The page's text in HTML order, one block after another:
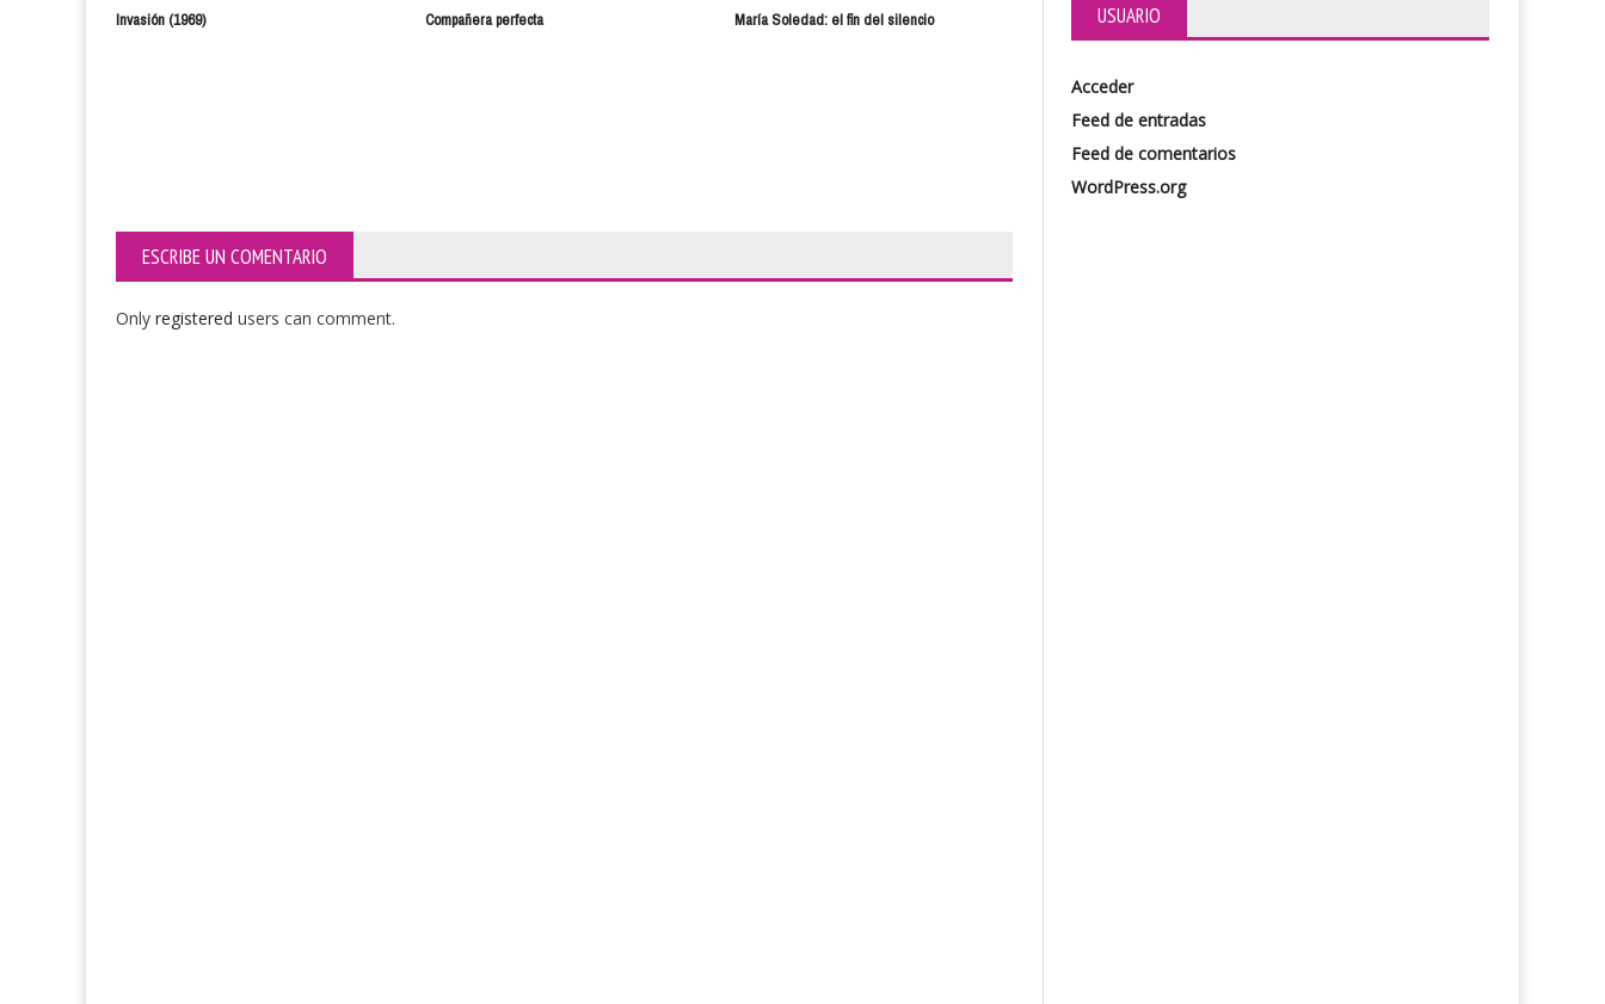
Invasión (1969) Compañera perfecta María Soledad: el fin del silencio
Hipnósis
ESCRIBE UN COMENTARIO
Only registered users can comment.
USUARIO
Acceder
Feed de entradas
Feed de comentarios
WordPress.org